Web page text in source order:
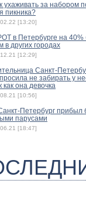
ухаживать за набором
пикника?
[13:20]
в Петербурге на 40%
в других городах
[12:29]
Санкт-
не забирать у
как она девочка
[10:56]
Петербург прибыл
парусами
[18:47]